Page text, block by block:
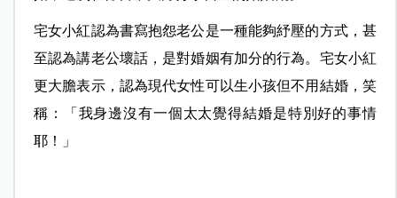
宅女小紅認為書寫抱怨老公是一種能夠紓壓的方式，甚
至認為講老公壞話，是對婚姻有加分的行為。宅女小紅
更大膽表示，認為現代女性可以生小孩但不用結婚，笑
稱：「我身邊沒有一個太太覺得結婚是特別好的事情
耶！」